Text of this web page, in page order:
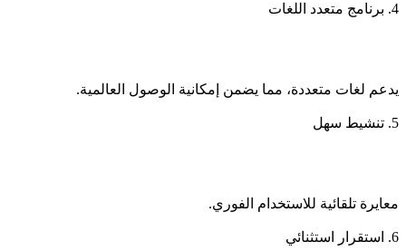
4. برنامج متعدد اللغات
يدعم لغات متعددة، مما يضمن إمكانية الوصول العالمية.
5. تنشيط سهل
معايرة تلقائية للاستخدام الفوري.
6. استقرار استثنائي